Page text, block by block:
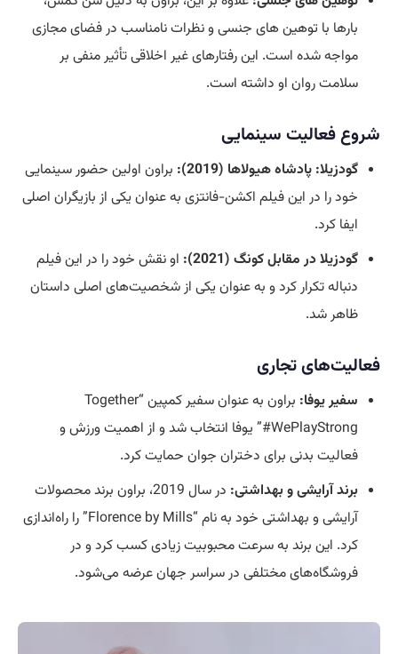
بارها با توهین های جنسی و نظرات نامناسب در فضای مجازی
مواجه شده است. این رفتارهای غیر اخلاقی تأثیر منفی بر
سلامت روان او داشته است.
شروع فعالیت سینمایی
گودزیلا: پادشاه هیولاها (2019):
براون اولین حضور سینمایی
خود را در این فیلم اکشن-فانتزی به عنوان یکی از بازیگران اصلی
ایفا کرد.
گودزیلا در مقابل کونگ (2021):
او نقش خود را در این فیلم
دنباله تکرار کرد و به عنوان یکی از شخصیت‌های اصلی داستان
ظاهر شد.
فعالیت‌های تجاری
سفیر یوفا:
براون به عنوان سفیر کمپین “Together
#WePlayStrong” یوفا انتخاب شد و از اهمیت ورزش و
فعالیت بدنی برای دختران جوان حمایت کرد.
برند آرایشی و بهداشتی:
در سال 2019، براون برند محصولات
آرایشی و بهداشتی خود به نام “Florence by Mills” را راه‌اندازی
کرد. این برند به سرعت محبوبیت زیادی کسب کرد و در
فروشگاه‌های مختلفی در سراسر جهان عرضه می‌شود.